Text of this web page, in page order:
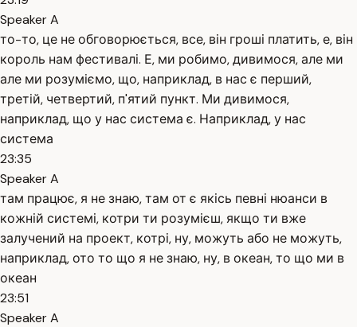
Speaker A
то-то, це не обговорюється, все, він гроші платить, е, він
король нам фестивалі. Е, ми робимо, дивимося, але ми
але ми розуміємо, що, наприклад, в нас є перший,
третій, четвертий, п'ятий пункт. Ми дивимося,
наприклад, що у нас система є. Наприклад, у нас
система
23:35
Speaker A
там працює, я не знаю, там от є якісь певні нюанси в
кожній системі, котри ти розумієш, якщо ти вже
залучений на проект, котрі, ну, можуть або не можуть,
наприклад, ото то що я не знаю, ну, в океан, то що ми в
океан
23:51
Speaker A